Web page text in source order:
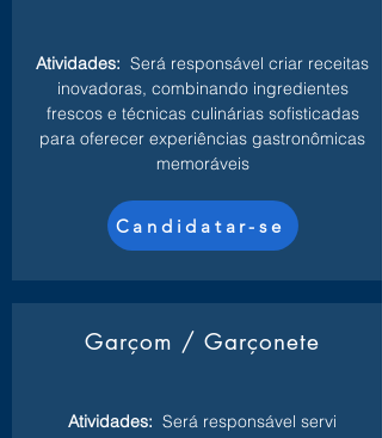
Atividades: Será responsável criar receitas
inovadoras, combinando ingredientes
frescos e técnicas culinárias sofisticadas
para oferecer experiências gastronômicas
memoráveis
Candidatar-se
Garçom / Garçonete
Atividades: Será responsável servi